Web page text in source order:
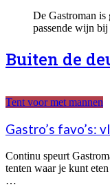
De Gastroman is
passende wijn
Buiten de
Tent voor met mannen
Gastro’s favo’s:
Continu speurt
tenten waar je kunt
…